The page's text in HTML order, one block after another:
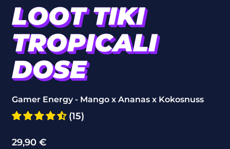
LOOT TIKI
TROPICALI
DOSE
Gamer Energy - Mango x Ananas x Kokosnuss
(15)
Normaler Preis
29,90 €